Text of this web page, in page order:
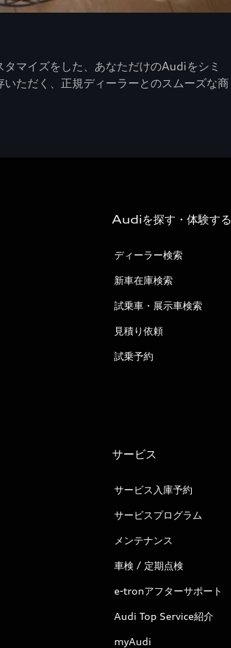
マイズをした、あなただけのAudiをシミ
ただく、正規ディーラーとのスムーズな商
Audiを探す・体験する
ディーラー検索
新車在庫検索
試乗車・展示車検索
見積り依頼
試乗予約
サービス
サービス入庫予約
サービスプログラム
メンテナンス
車検 / 定期点検
e-tronアフターサポート
Audi Top Service紹介
myAudi